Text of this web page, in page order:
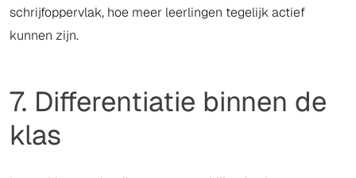
schrijfoppervlak, hoe meer leerlingen tegelijk actief
kunnen zijn.
7. Differentiatie binnen de
klas